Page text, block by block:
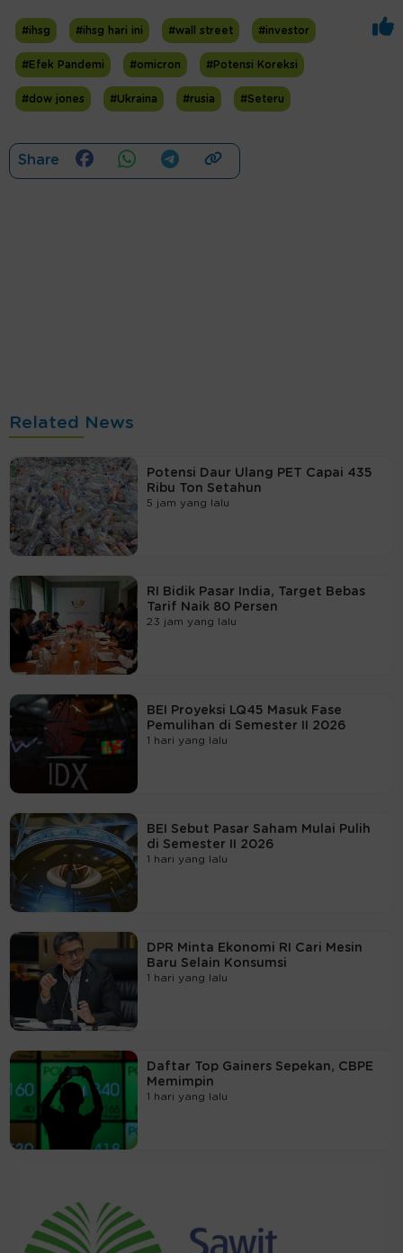
#ihsg #ihsg hari ini #wall street #investor
#Efek Pandemi #omicron #Potensi Koreksi
#dow jones #Ukraina #rusia #Seteru
Share
Related News
Potensi Daur Ulang PET Capai 435
Ribu Ton Setahun
5 jam yang lalu
RI Bidik Pasar India, Target Bebas
Tarif Naik 80 Persen
23 jam yang lalu
BEI Proyeksi LQ45 Masuk Fase
Pemulihan di Semester II 2026
1 hari yang lalu
BEI Sebut Pasar Saham Mulai Pulih
di Semester II 2026
1 hari yang lalu
DPR Minta Ekonomi RI Cari Mesin
Baru Selain Konsumsi
1 hari yang lalu
Daftar Top Gainers Sepekan, CBPE
Memimpin
1 hari yang lalu